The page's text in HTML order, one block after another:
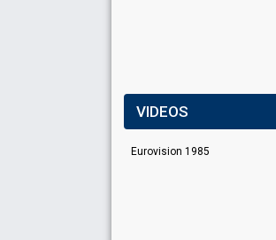
VIDEOS
Eurovision 1985